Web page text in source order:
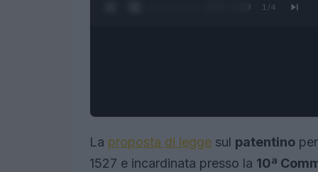
0:28 / 1:23 1 /4
La proposta di legge sul patentino
1527 e incardinata presso la 10ª